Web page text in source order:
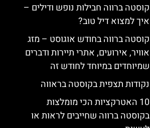
קוסטה ברווה חבילות נופש ודילים –
איך למצוא דיל טוב?
קוסטה ברווה בחודש אוגוסט – מזג
אוויר, אירועים, אתרי תיירות ודברים
שמיוחדים במיוחד לחודש זה
נקודות תצפית בקוסטה בראווה
10 האטרקציות הכי מומלצות
בקוסטה ברווה שחייבים לראות או